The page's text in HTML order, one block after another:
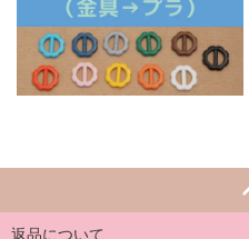
返品について